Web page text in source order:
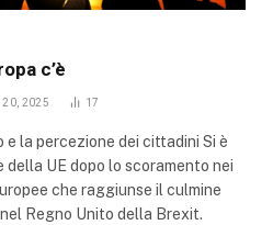
c’è
20, 2025 17
e la percezione dei cittadini Si è
UE dopo lo scoramento nei
che raggiunse il culmine
Regno Unito della Brexit.